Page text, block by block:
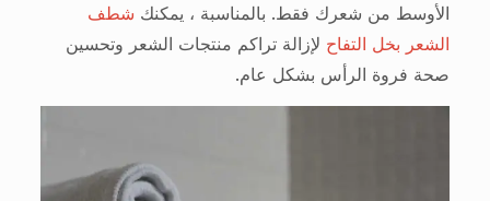
الأوسط من شعرك فقط. بالمناسبة ، يمكنك شطف
الشعر بخل التفاح لإزالة تراكم منتجات الشعر وتحسين
صحة فروة الرأس بشكل عام.